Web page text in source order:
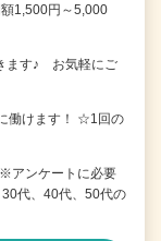
1,500円～5,000
ます♪ お気軽にご
働けます！ ☆1回の
アンケートに必要
代、40代、50代の